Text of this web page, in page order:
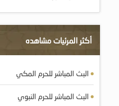
أكثر المرئيات مشاهده
البث المباشر للحرم المكي
البث المباشر للحرم النبوي